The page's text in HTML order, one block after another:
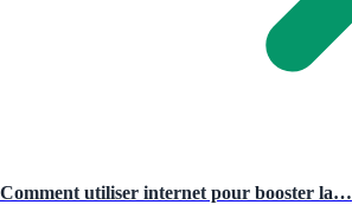
Comment utiliser internet pour booster la…